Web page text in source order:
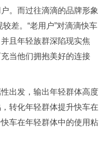
。而过往滴滴的品牌形象
差。“老用户”对滴滴快车
且年轻族群深陷现实焦
当他们拥抱美好的连接
出发，输出年轻群体高度
转化年轻群体提升快车在
车在年轻群体中的使用粘